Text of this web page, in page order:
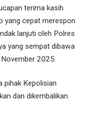
terima kasih
yang cepat merespon
lanjuti oleh Polres
yang sempat dibawa
2025.
pihak Kepolisian
dan dikembalikan.